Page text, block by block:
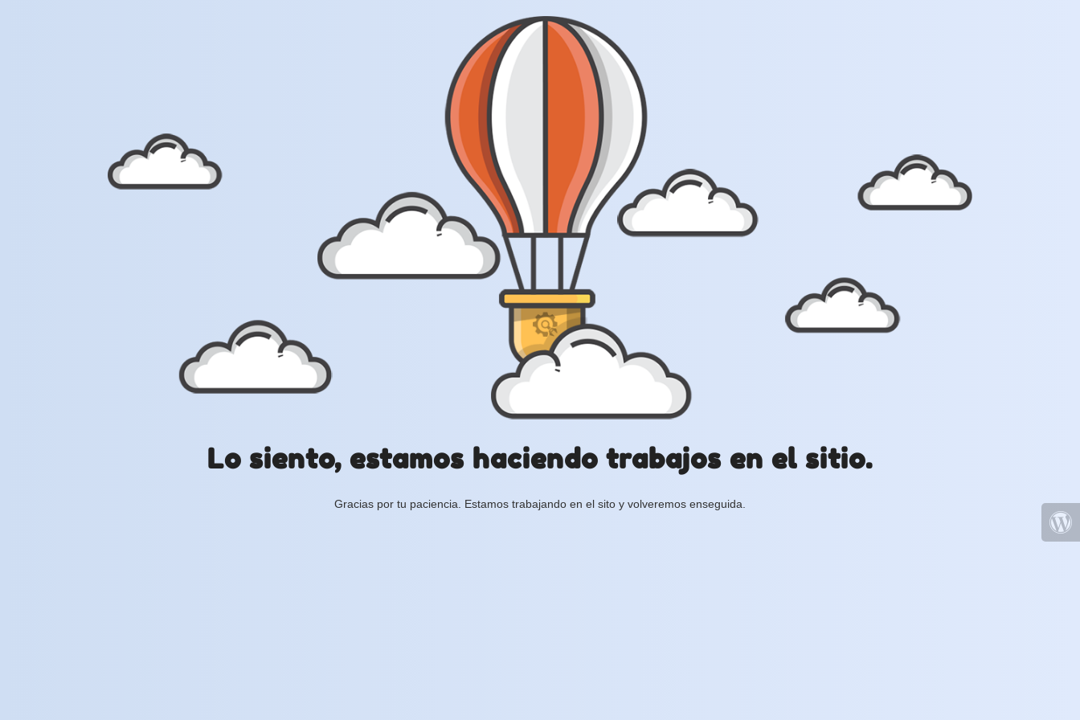
Lo siento, estamos haciendo trabajos en el sitio.
Gracias por tu paciencia. Estamos trabajando en el sito y volveremos enseguida.